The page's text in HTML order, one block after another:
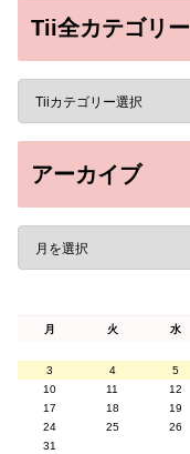
Tii全カテゴリー
アーカイブ
月 火 水
3
4 5
10
11 12
17
18 19
24
25 26
31